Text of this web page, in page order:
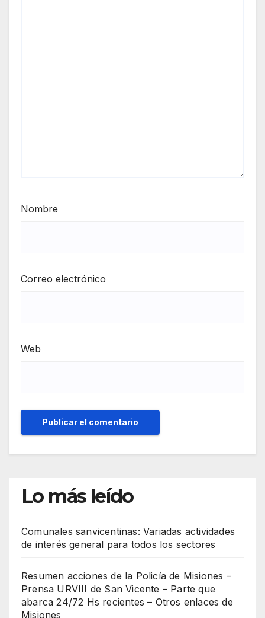
Nombre
Correo electrónico
Web
Lo más leído
Comunales sanvicentinas: Variadas actividades
de interés general para todos los sectores
Resumen acciones de la Policía de Misiones –
Prensa URVIII de San Vicente – Parte que
abarca 24/72 Hs recientes – Otros enlaces de
Misiones